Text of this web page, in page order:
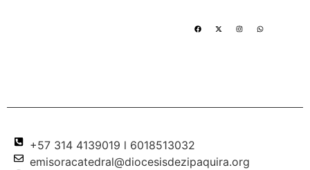
+57 314 4139019 l 6018513032
emisoracatedral@diocesisdezipaquira.org